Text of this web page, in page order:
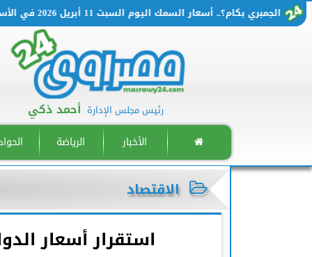
الجمبري بكام؟.. أسعار السمك اليوم السبت 11 أبريل 2026 في الأسواق المصرية
رئيس مجلس الإدارة أحمد ذكي
الأخبار الرياضة
الاقتصاد
استقرار أسعار